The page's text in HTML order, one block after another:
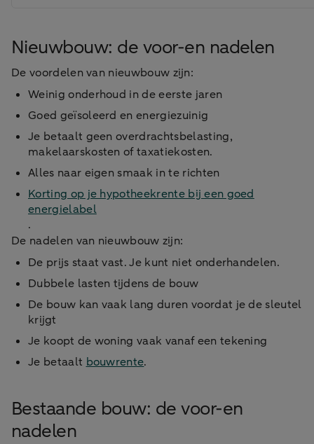
Nieuwbouw: de voor-en nadelen
De voordelen van nieuwbouw zijn:
Weinig onderhoud in de eerste jaren
Goed geïsoleerd en energiezuinig
Je betaalt geen overdrachtsbelasting,
makelaarskosten of taxatiekosten.
Alles naar eigen smaak in te richten
Korting op je hypotheekrente bij een goed
energielabel
.
De nadelen van nieuwbouw zijn:
De prijs staat vast. Je kunt niet onderhandelen.
Dubbele lasten tijdens de bouw
De bouw kan vaak lang duren voordat je de sleutel
krijgt
Je koopt de woning vaak vanaf een tekening
Je betaalt bouwrente.
Bestaande bouw: de voor-en
nadelen